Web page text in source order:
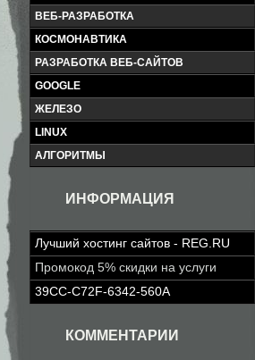
ВЕБ-РАЗРАБОТКА
КОСМОНАВТИКА
РАЗРАБОТКА ВЕБ-САЙТОВ
GOOGLE
ЖЕЛЕЗО
LINUX
АЛГОРИТМЫ
ИНФОРМАЦИЯ
Лучший хостинг сайтов - REG.RU
Промокод 5% скидки на услуги
39CC-C72F-6342-560A
КОММЕНТАРИИ